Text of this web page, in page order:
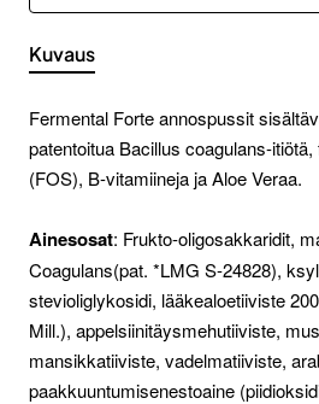
Kuvaus
Fermental Forte annospussit
patentoitua Bacillus coagulans-
(FOS), B-vitamiineja ja Aloe Veraa.
Ainesosat: Frukto-oligosakkaridit,
Coagulans(pat. *LMG S-24828),
stevioliglykosidi, lääkealoetiiviste
Mill.), appelsiinitäysmehutiiviste,
mansikkatiiviste, vadelmatiiviste,
paakkuuntumisenestoaine